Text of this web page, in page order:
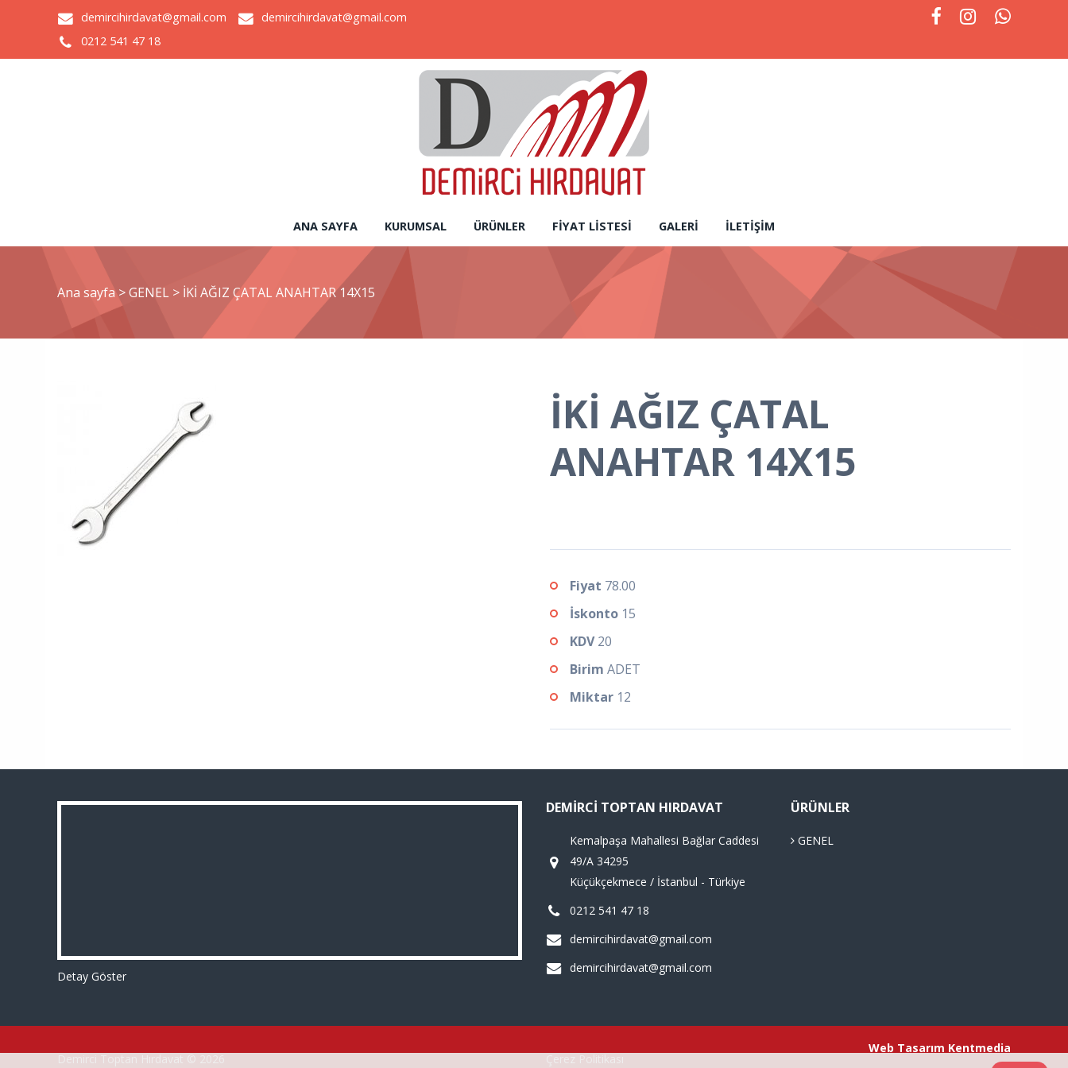
demircihirdavat@gmail.com
demircihirdavat@gmail.com
0212 541 47 18
ANA SAYFA KURUMSAL ÜRÜNLER FIYAT LISTESI GALERI İLETIŞIM
Ana sayfa >GENEL > İKİ AĞIZ ÇATAL ANAHTAR 14X15
İKİ AĞIZ ÇATAL
ANAHTAR 14X15
Fiyat 78.00
İskonto 15
KDV20
Birim ADET
Miktar 12
Detay Göster
DEMIRCI TOPTAN HIRDAVAT
Kemalpaşa Mahallesi Bağlar Caddesi
49/A 34295
Küçükçekmece / İstanbul - Türkiye
0212 541 47 18
demircihirdavat@gmail.com
demircihirdavat@gmail.com
ÜRÜNLER
GENEL
Web Tasarım Kentmedia